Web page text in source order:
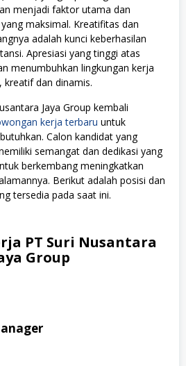
menjadi faktor utama dan
maksimal. Kreatifitas dan
adalah kunci keberhasilan
Apresiasi yang tinggi atas
menumbuhkan lingkungan kerja
dan dinamis.
Jaya Group kembali
kerja terbaru untuk
Calon kandidat yang
semangat dan dedikasi yang
berkembang meningkatkan
Berikut adalah posisi dan
tersedia pada saat ini.
PT Suri Nusantara
Group